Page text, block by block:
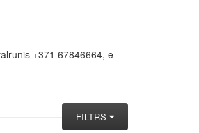
+371 67846664, e-
FILTRS